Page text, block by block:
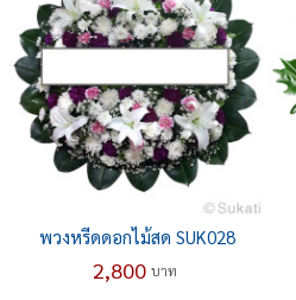
พวงหรีดดอกไม้สด SUK028
2,800 บาท